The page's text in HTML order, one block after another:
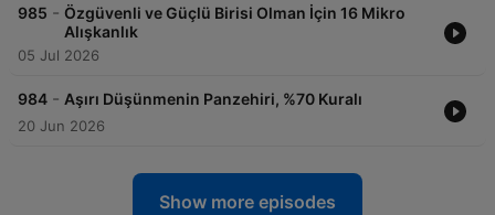
985 - Özgüvenli ve Güçlü Birisi Olman İçin 16 Mikro
Alışkanlık
05 Jul 2026
984 - Aşırı Düşünmenin Panzehiri, %70 Kuralı
20 Jun 2026
Show more episodes